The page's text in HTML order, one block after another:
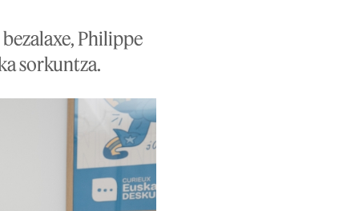
Philippe
sorkuntza.